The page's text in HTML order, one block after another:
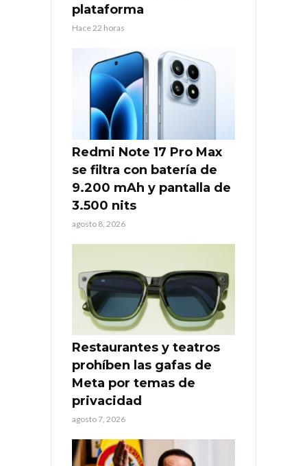
plataforma
Hace 22 horas
Redmi Note 17 Pro Max
se filtra con batería de
9.200 mAh y pantalla de
3.500 nits
agosto 8, 2026
Restaurantes y teatros
prohíben las gafas de
Meta por temas de
privacidad
agosto 7, 2026